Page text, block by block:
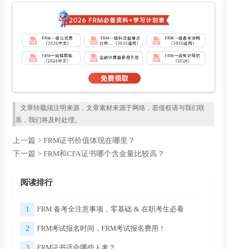
文章转载须注明来源，文章素材来源于网络，若侵权请与我们联
系，我们将及时处理。
上一篇 > FRM证书价值体现在哪里？
下一篇 > FRM和CFA证书哪个含金量比较高？
阅读排行
1 FRM 备考全注意事项，零基础 & 在职考生必看
2 FRM考试报名时间，FRM考试报名费用！